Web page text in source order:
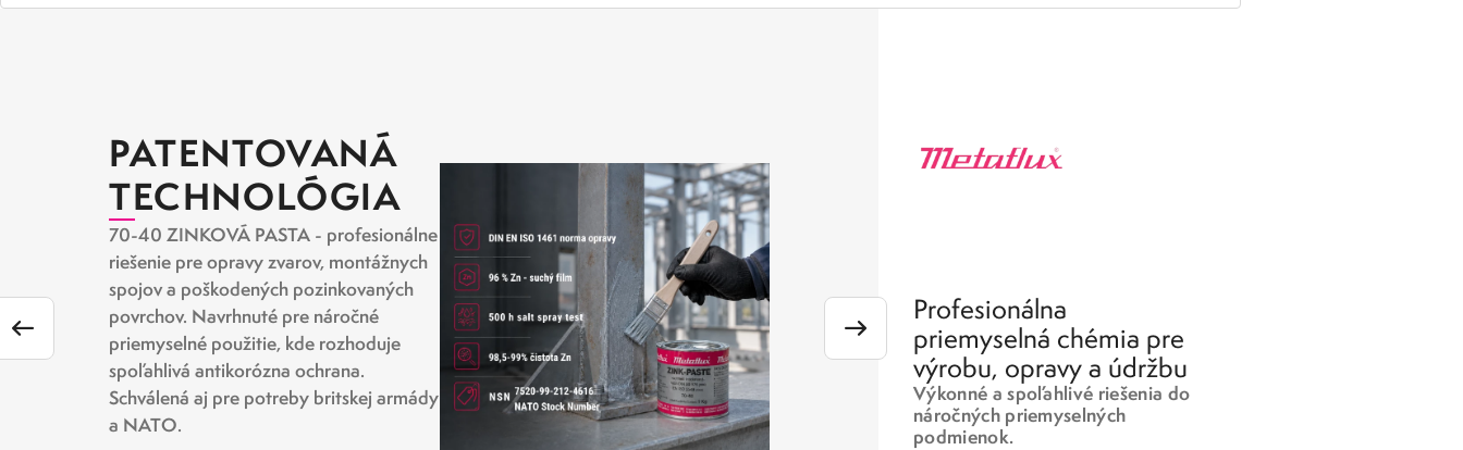
PATENTOVANÁ
TECHNOLÓGIA
70-40 ZINKOVÁ PASTA - profesionálne
riešenie pre opravy zvarov, montážnych
spojov a poškodených pozinkovaných
povrchov. Navrhnuté pre náročné
priemyselné použitie, kde rozhoduje
spoľahlivá antikorózna ochrana.
Schválená aj pre potreby britskej armády
a NATO.
EFEKTÍVNE
Výkonné riešenia na odstránenie olejov,
tukov a odolných prevádzkových
nečistôt. Pre rýchle čistenie dielov,
strojov a povrchov vo výrobe aj údržbe.
Čistý povrch. Spoľahlivý výsledok.
Profesionálna
priemyselná chémia pre
výrobu, opravy a údržbu
Výkonné a spoľahlivé riešenia do
náročných priemyselných
podmienok.